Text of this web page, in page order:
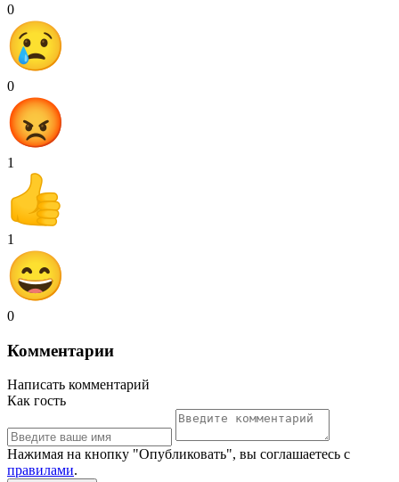
0
0
1
1
0
Комментарии
Написать комментарий
Как гость
Нажимая на кнопку "Опубликовать", вы соглашаетесь с
правилами.